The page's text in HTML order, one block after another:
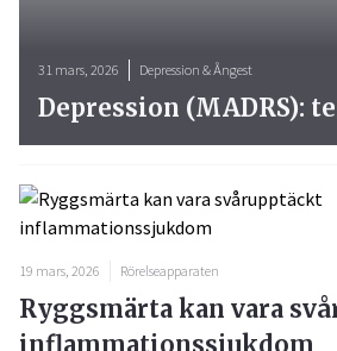
31 mars, 2026 Depression & Ångest
Depression (MADRS):
19 mars, 2026 Rörelseapparaten
Ryggsmärta kan vara
inflammationssjukdom